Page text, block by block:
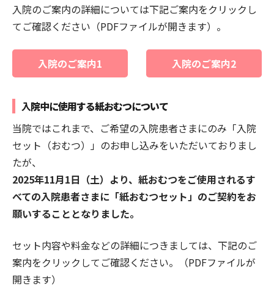
入院のご案内の詳細については下記ご案内をクリックし
てご確認ください（PDFファイルが開きます）。
入院のご案内1 入院のご案内2
入院中に使用する紙おむつについて
当院ではこれまで、ご希望の入院患者さまにのみ「入院
セット（おむつ）」のお申し込みをいただいておりまし
たが、
2025年11月1日（土）より、紙おむつをご使用されるす
べての入院患者さまに「紙おむつセット」のご契約をお
願いすることとなりました。
セット内容や料金などの詳細につきましては、下記のご
案内をクリックしてご確認ください。（PDFファイルが
開きます）